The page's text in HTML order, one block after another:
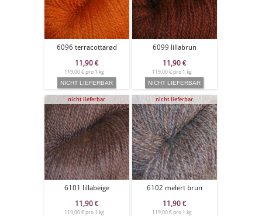
6096 terracottarød
11,90 €
119,00 € pro 1 kg
6099 lillabrun
11,90 €
119,00 € pro 1 kg
nicht lieferbar
6101 lillabeige
11,90 €
119,00 € pro 1 kg
nicht lieferbar
6102 melert brun
11,90 €
119,00 € pro 1 kg